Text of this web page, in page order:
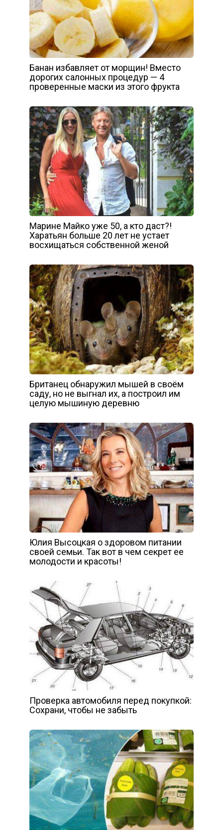
Банан избавляет от морщин! Вместо
дорогих салонных процедур — 4
проверенные маски из этого фрукта
Марине Майко уже 50, а кто даст?!
Харатьян больше 20 лет не устает
восхищаться собственной женой
Британец обнаружил мышей в своём
саду, но не выгнал их, а построил им
целую мышиную деревню
Юлия Высоцкая о здоровом питании
своей семьи. Так вот в чем секрет ее
молодости и красоты!
Проверка автомобиля перед покупкой:
Сохрани, чтобы не забыть